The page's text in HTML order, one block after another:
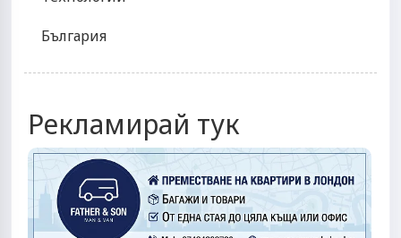
България
Рекламирай тук